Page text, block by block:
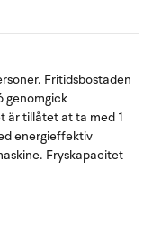
Fritidsbostaden
genomgick
är tillåtet at ta med 1
energieffektiv
Fryskapacitet